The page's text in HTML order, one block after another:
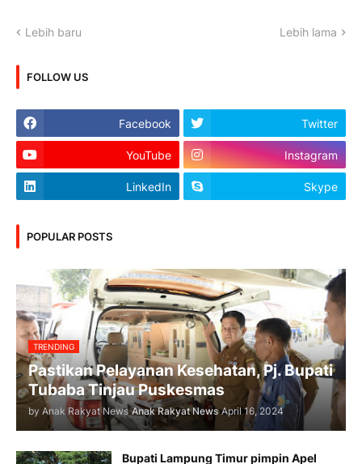
Lebih baru Lebih lama
FOLLOW US
Facebook Twitter
YouTube Instagram
LinkedIn Skype
POPULAR POSTS
TRENDING
Pastikan Pelayanan Kesehatan, Pj. Bupati
Tubaba Tinjau Puskesmas
by Anak Rakyat News Anak Rakyat News April 16, 2024
Bupati Lampung Timur pimpin Apel